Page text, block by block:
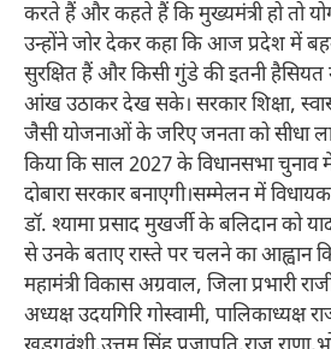
करते हैं और कहते हैं कि मुख्यमंत्री हो तो
उन्होंने जोर देकर कहा कि आज प्रदेश में
सुरक्षित हैं और किसी गुंडे की इतनी
आंख उठाकर देख सके। सरकार शिक्षा,
जैसी योजनाओं के जरिए जनता को सीधा
किया कि साल 2027 के विधानसभा
दोबारा सरकार बनाएगी।सम्मेलन में
डॉ. श्यामा प्रसाद मुखर्जी के बलिदान को
से उनके बताए रास्ते पर चलने का आह्वान
महामंत्री विकास अग्रवाल, जिला प्रभारी
अध्यक्ष उदयगिरि गोस्वामी, पालिकाध्यक्ष